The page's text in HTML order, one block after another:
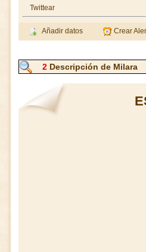
Twittear
Añadir datos Crear
2 Descripción de Milara